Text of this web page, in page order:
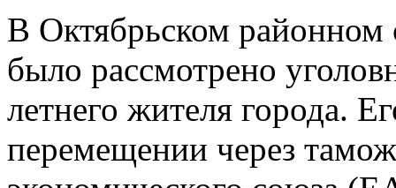
В Октябрьском районном
было рассмотрено
летнего жителя города.
перемещении через